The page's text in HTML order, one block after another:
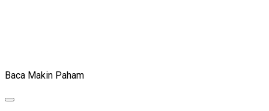
Baca Makin Paham
Expand